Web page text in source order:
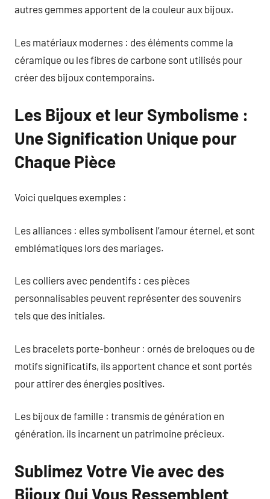
autres gemmes apportent de la couleur aux bijoux.
Les matériaux modernes : des éléments comme la
céramique ou les fibres de carbone sont utilisés pour
créer des bijoux contemporains.
Les Bijoux et leur Symbolisme :
Une Signification Unique pour
Chaque Pièce
Voici quelques exemples :
Les alliances : elles symbolisent l’amour éternel, et sont
emblématiques lors des mariages.
Les colliers avec pendentifs : ces pièces
personnalisables peuvent représenter des souvenirs
tels que des initiales.
Les bracelets porte-bonheur : ornés de breloques ou de
motifs significatifs, ils apportent chance et sont portés
pour attirer des énergies positives.
Les bijoux de famille : transmis de génération en
génération, ils incarnent un patrimoine précieux.
Sublimez Votre Vie avec des
Bijoux Qui Vous Ressemblent